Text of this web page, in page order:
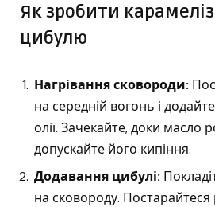
Як зробити
цибулю
Нагрівання сковороди:
на середній вогонь і
олії. Зачекайте, доки масло
допускайте його кипіння.
Додавання цибулі:
на сковороду. Постарайтеся